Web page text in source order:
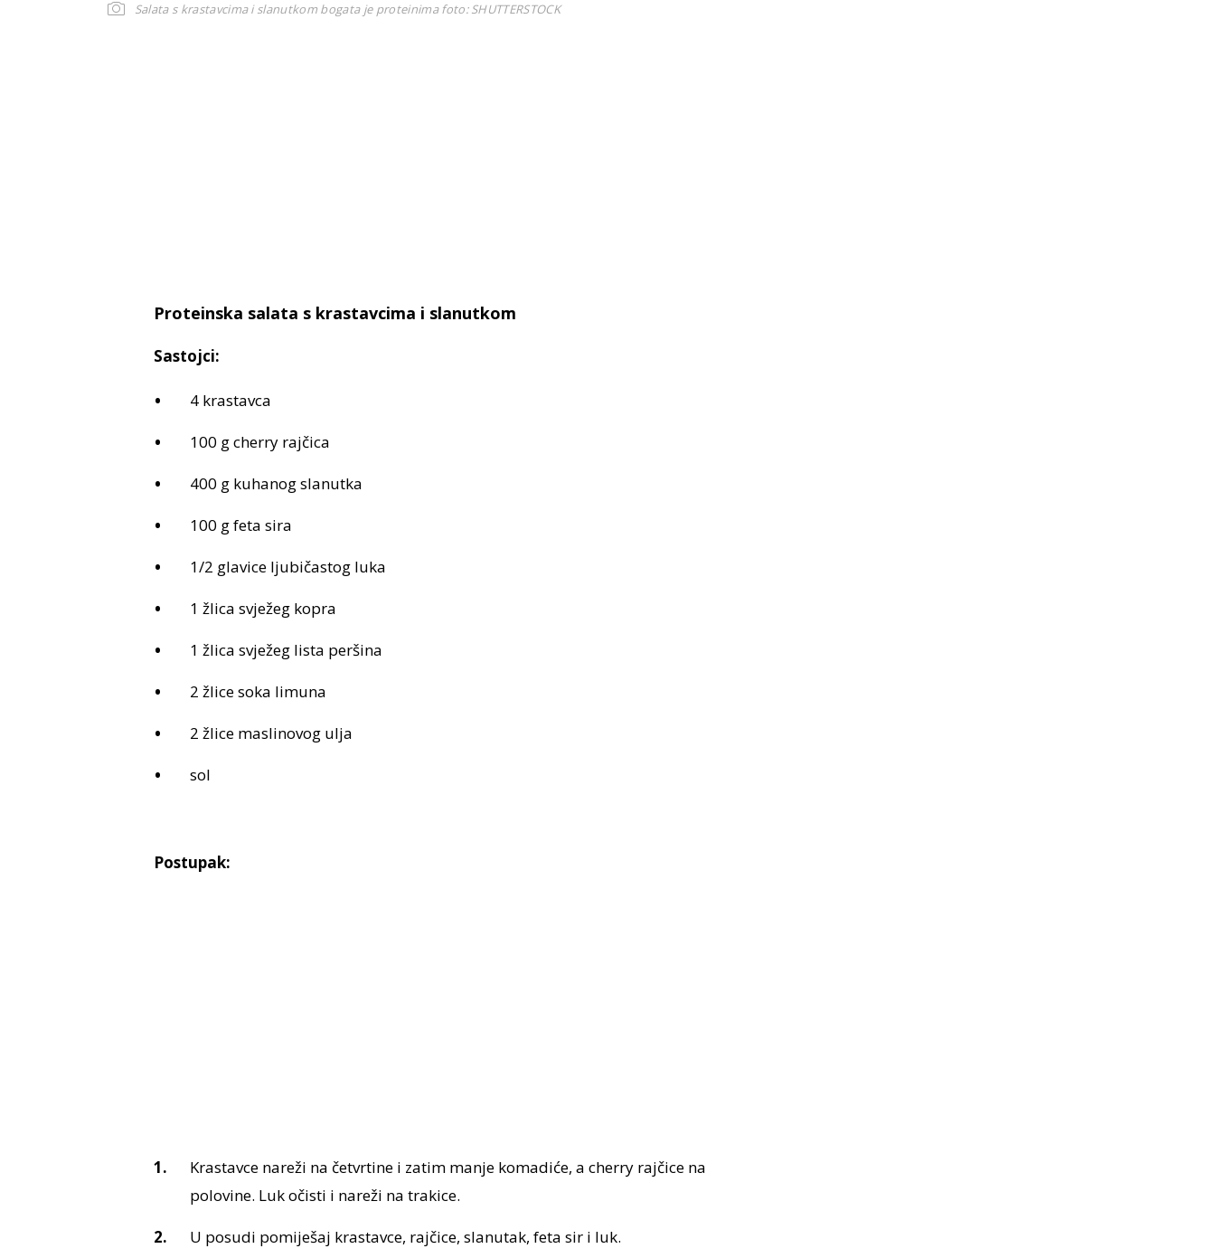
Salata s krastavcima i slanutkom bogata je proteinimafoto: SHUTTERSTOCK
Proteinska salata s krastavcima i slanutkom
Sastojci:
4 krastavca
100 g cherry rajčica
400 g kuhanog slanutka
100 g feta sira
1/2 glavice ljubičastog luka
1 žlica svježeg kopra
1 žlica svježeg lista peršina
2 žlice soka limuna
2 žlice maslinovog ulja
sol
Postupak:
Krastavce nareži na četvrtine i zatim manje komadiće, a cherry rajčice na
polovine. Luk očisti i nareži na trakice.
U posudi pomiješaj krastavce, rajčice, slanutak, feta sir i luk.